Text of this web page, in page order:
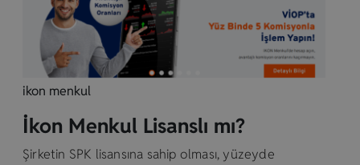
ikon menkul
İkon Menkul Lisanslı mı?
Şirketin SPK lisansına sahip olması, yüzeyde